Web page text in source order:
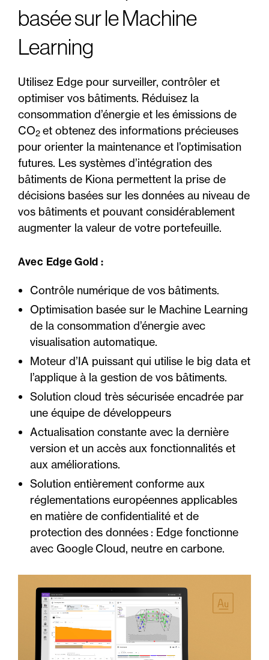
basée sur le Machine
Learning
Utilisez Edge pour surveiller, contrôler et
optimiser vos bâtiments. Réduisez la
consommation d’énergie et les émissions de
CO2 et obtenez des informations précieuses
pour orienter la maintenance et l’optimisation
futures. Les systèmes d’intégration des
bâtiments de Kiona permettent la prise de
décisions basées sur les données au niveau de
vos bâtiments et pouvant considérablement
augmenter la valeur de votre portefeuille.
Avec Edge Gold :
Contrôle numérique de vos bâtiments.
Optimisation basée sur le Machine Learning
de la consommation d’énergie avec
visualisation automatique.
Moteur d’IA puissant qui utilise le big data et
l’applique à la gestion de vos bâtiments.
Solution cloud très sécurisée encadrée par
une équipe de développeurs
Actualisation constante avec la dernière
version et un accès aux fonctionnalités et
aux améliorations.
Solution entièrement conforme aux
réglementations européennes applicables
en matière de confidentialité et de
protection des données : Edge fonctionne
avec Google Cloud, neutre en carbone.